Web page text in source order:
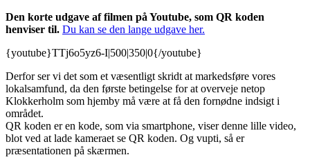
Den korte udgave af filmen på Youtube, som QR koden
henviser til. Du kan se den lange udgave her.
{youtube}TTj6o5yz6-I|500|350|0{/youtube}
Derfor ser vi det som et væsentligt skridt at markedsføre vores
lokalsamfund, da den første betingelse for at overveje netop
Klokkerholm som hjemby må være at få den fornødne indsigt i
området.
QR koden er en kode, som via smartphone, viser denne lille video,
blot ved at lade kameraet se QR koden. Og vupti, så er
præsentationen på skærmen.